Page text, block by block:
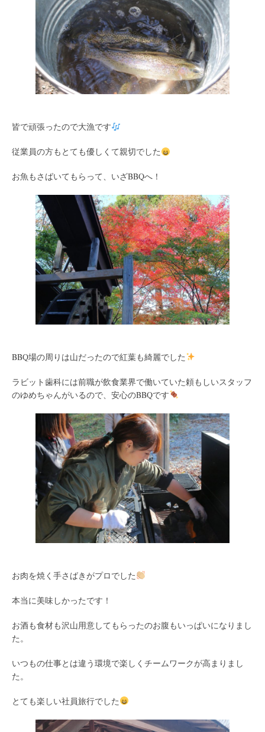
皆で頑張ったので大漁です
従業員の方もとても優しくて親切でした
お魚もさばいてもらって、いざBBQへ！
BBQ場の周りは山だったので紅葉も綺麗でした
ラビット歯科には前職が飲食業界で働いていた頼もしいスタッフ
のゆめちゃんがいるので、安心のBBQです
お肉を焼く手さばきがプロでした
本当に美味しかったです！
お酒も食材も沢山用意してもらったのお腹もいっぱいになりまし
た。
いつもの仕事とは違う環境で楽しくチームワークが高まりまし
た。
とても楽しい社員旅行でした